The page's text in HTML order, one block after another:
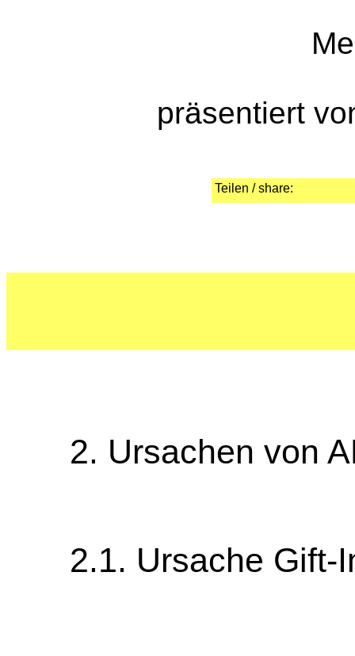
präsentiert
Teilen / share:
2. Ursachen von
2.1. Ursache Gift-